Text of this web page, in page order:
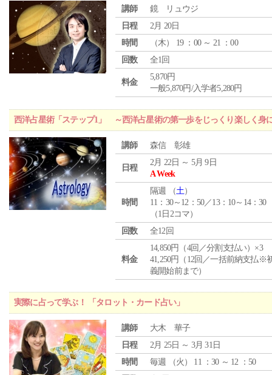
講師
鏡 リュウジ
日程
2月 20日
時間
（木） 19 ：00 ～ 21 ：00
回数
全1回
料金
5,870円
一般5,870円/入学者5,280円
西洋占星術「ステップ1」 ～西洋占星術の第一歩をじっくり楽しく身
講師 森信 彰雄
日程
2月 22日 ～ 5月 9日
A Week
時間
隔週 （土）
11：30～12：50／13：10～14：30
（1日2コマ）
回数
全12回
料金
14,850円（4回／分割支払い）×3
41,250円（12回／一括前納支払※
義開始前まで）
実際に占って学ぶ！ 「タロット・カード占い」
講師
大木 華子
日程
2月 25日 ～ 3月 31日
時間
毎週 （火 ） 11 ：30 ～ 12 ：50